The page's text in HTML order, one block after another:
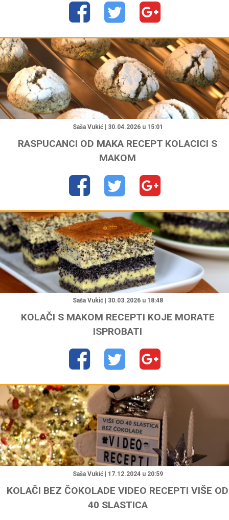
"
Saša Vukić | 30.04.2026 u 15:01
RASPUCANCI OD MAKA RECEPT KOLACICI S
MAKOM
"
Saša Vukić | 30.03.2026 u 18:48
KOLAČI S MAKOM RECEPTI KOJE MORATE
ISPROBATI
"
Saša Vukić | 17.12.2024 u 20:59
KOLAČI BEZ ČOKOLADE VIDEO RECEPTI VIŠE OD
40 SLASTICA